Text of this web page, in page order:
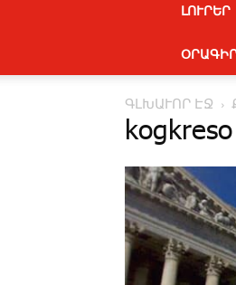
ԼՈՒՐԵՐ
ԳԼԽԱՒՈՐ ԷՋ
kogkreso